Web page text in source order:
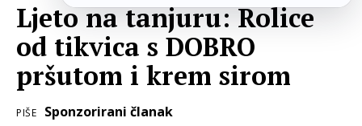
Ljeto na tanjuru: Rolice
od tikvica s DOBRO
pršutom i krem sirom
PIŠE Sponzorirani članak